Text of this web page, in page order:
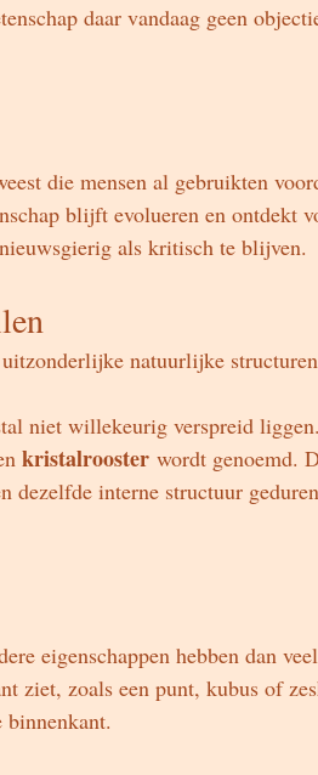
daar vandaag geen
die mensen al gebruikten
blijft evolueren en ontdekt
als kritisch te blijven.
natuurlijke
niet willekeurig verspreid
kristalrooster wordt genoemd.
interne structuur
eigenschappen hebben dan
ziet, zoals een punt, kubus of
binnenkant.